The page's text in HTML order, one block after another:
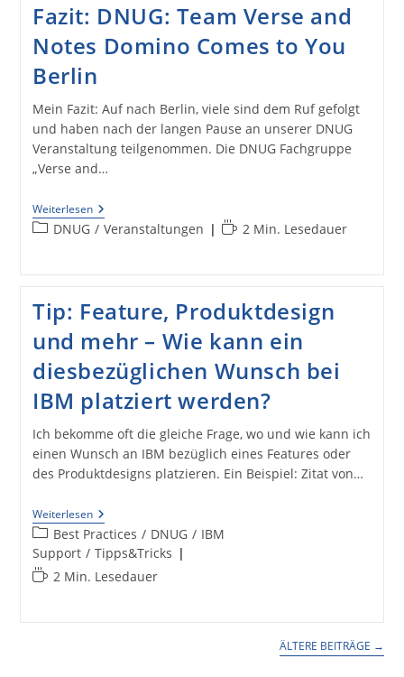
Fazit: DNUG: Team Verse and
Notes Domino Comes to You
Berlin
Mein Fazit: Auf nach Berlin, viele sind dem Ruf gefolgt
und haben nach der langen Pause an unserer DNUG
Veranstaltung teilgenommen. Die DNUG Fachgruppe
„Verse and…
WeiterlesenFazit:
DNUG:
Team
Comes
To
You
Berlin
Beitrags-
DNUG / Veranstaltungen Lesedauer:
2 Min. Lesedauer
Tip: Feature, Produktdesign
und mehr – Wie kann ein
diesbezüglichen Wunsch bei
IBM platziert werden?
Ich bekomme oft die gleiche Frage, wo und wie kann ich
einen Wunsch an IBM bezüglich eines Features oder
des Produktdesigns platzieren. Ein Beispiel: Zitat von…
WeiterlesenTip:
Feature,
Produktdesign
Und
Mehr
–
Beitrags-
Kategorie:
Best Practices / DNUG / IBM
Support / Tipps&Tricks
Lesedauer:
2 Min. Lesedauer
ÄLTERE BEITRÄGE →